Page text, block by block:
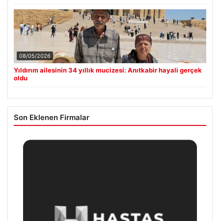
08/05/2026
Yıldırım ailesinin 34 yıllık mucizesi: Anıtkabir hayali gerçek
oldu
Son Eklenen Firmalar